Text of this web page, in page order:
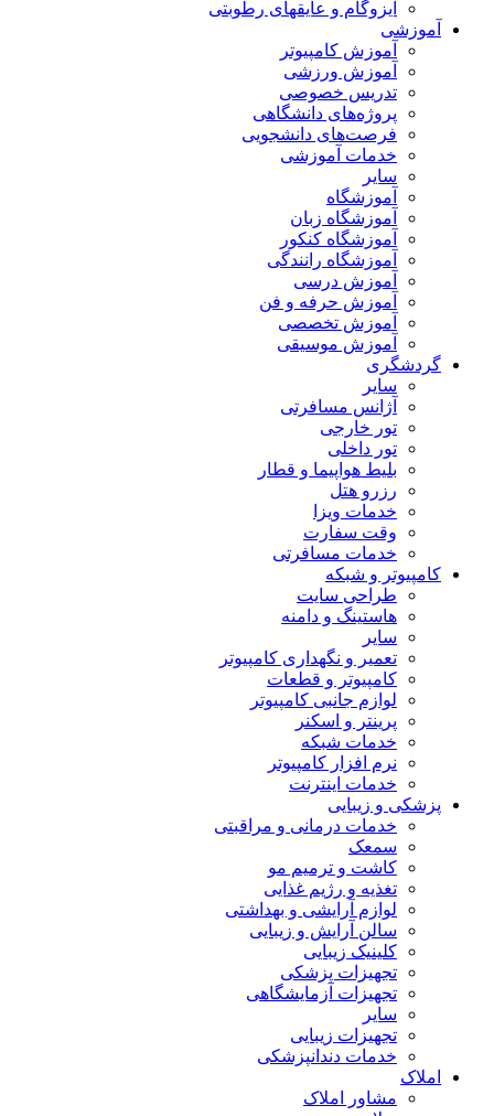
ایزوگام و عایقهای رطوبتی
آموزشی
آموزش کامپیوتر
آموزش ورزشی
تدریس خصوصی
پروژه‌های دانشگاهی
فرصت‌های دانشجویی
خدمات آموزشی
سایر
آموزشگاه
آموزشگاه زبان
آموزشگاه کنکور
آموزشگاه رانندگی
آموزش درسی
آموزش حرفه و فن
آموزش تخصصی
آموزش موسیقی
گردشگری
سایر
آژانس مسافرتی
تور خارجی
تور داخلی
بلیط هواپیما و قطار
رزرو هتل
خدمات ویزا
وقت سفارت
خدمات مسافرتی
کامپیوتر و شبکه
طراحی سایت
هاستینگ و دامنه
سایر
تعمیر و نگهداری کامپیوتر
کامپیوتر و قطعات
لوازم جانبی کامپیوتر
پرینتر و اسکنر
خدمات شبکه
نرم افزار کامپیوتر
خدمات اینترنت
پزشکی و زیبایی
خدمات درمانی و مراقبتی
سمعک
کاشت و ترمیم مو
تغذیه و رژیم غذایی
لوازم آرایشی و بهداشتی
سالن آرایش و زیبایی
کلینیک زیبایی
تجهیزات پزشکی
تجهیزات آزمایشگاهی
سایر
تجهیزات زیبایی
خدمات دندانپزشکی
املاک
مشاور املاک